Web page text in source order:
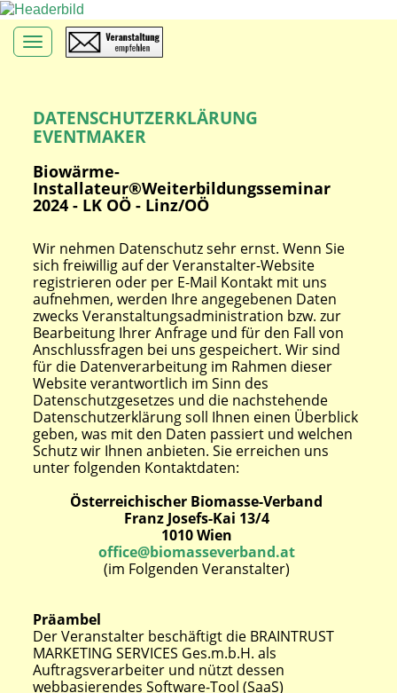
Toggle navigation
DATENSCHUTZERKLÄRUNG
EVENTMAKER
Biowärme-
Installateur®Weiterbildungsseminar
2024 - LK OÖ - Linz/OÖ
Wir nehmen Datenschutz sehr ernst. Wenn Sie
sich freiwillig auf der Veranstalter-Website
registrieren oder per E-Mail Kontakt mit uns
aufnehmen, werden Ihre angegebenen Daten
zwecks Veranstaltungsadministration bzw. zur
Bearbeitung Ihrer Anfrage und für den Fall von
Anschlussfragen bei uns gespeichert. Wir sind
für die Datenverarbeitung im Rahmen dieser
Website verantwortlich im Sinn des
Datenschutzgesetzes und die nachstehende
Datenschutzerklärung soll Ihnen einen Überblick
geben, was mit den Daten passiert und welchen
Schutz wir Ihnen anbieten. Sie erreichen uns
unter folgenden Kontaktdaten:
Österreichischer Biomasse-Verband
Franz Josefs-Kai 13/4
1010 Wien
office@biomasseverband.at
(im Folgenden Veranstalter)
Präambel
Der Veranstalter beschäftigt die BRAINTRUST
MARKETING SERVICES Ges.m.b.H. als
Auftragsverarbeiter und nützt dessen
webbasierendes Software-Tool (SaaS)